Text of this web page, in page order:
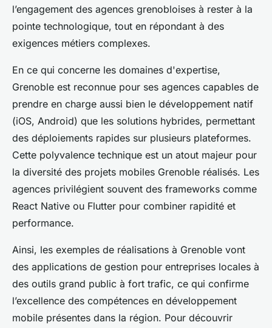
l’engagement des agences grenobloises à rester à la
pointe technologique, tout en répondant à des
exigences métiers complexes.
En ce qui concerne les domaines d'expertise,
Grenoble est reconnue pour ses agences capables de
prendre en charge aussi bien le développement natif
(iOS, Android) que les solutions hybrides, permettant
des déploiements rapides sur plusieurs plateformes.
Cette polyvalence technique est un atout majeur pour
la diversité des projets mobiles Grenoble réalisés. Les
agences privilégient souvent des frameworks comme
React Native ou Flutter pour combiner rapidité et
performance.
Ainsi, les exemples de réalisations à Grenoble vont
des applications de gestion pour entreprises locales à
des outils grand public à fort trafic, ce qui confirme
l’excellence des compétences en développement
mobile présentes dans la région. Pour découvrir